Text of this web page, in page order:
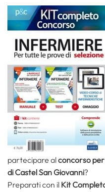
partecipare alconcorso per
di Castel San Giovanni?
Preparati con il Kit